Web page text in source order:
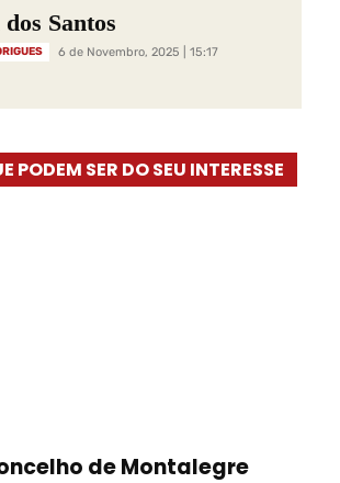
Santos
6 de Novembro, 2025 | 15:17
PODEM SER DO SEU INTERESSE
de Montalegre